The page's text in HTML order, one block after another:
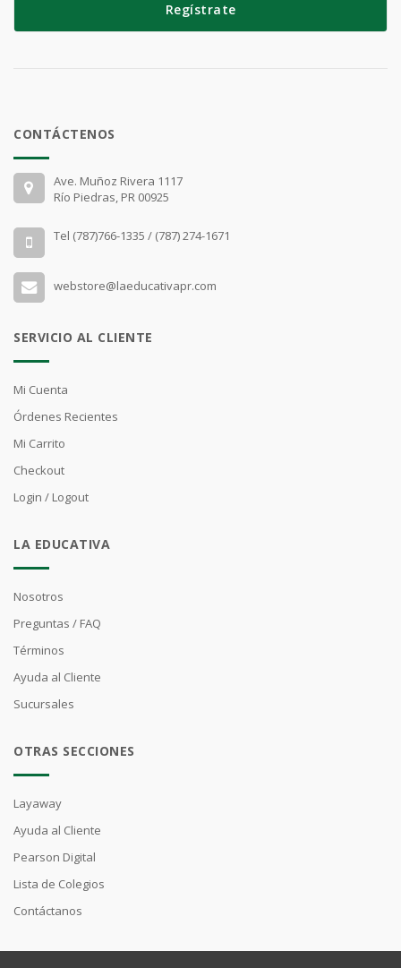
Regístrate
CONTÁCTENOS
Ave. Muñoz Rivera 1117
Río Piedras, PR 00925
Tel (787)766-1335 / (787) 274-1671
webstore@laeducativapr.com
SERVICIO AL CLIENTE
Mi Cuenta
Órdenes Recientes
Mi Carrito
Checkout
Login / Logout
LA EDUCATIVA
Nosotros
Preguntas / FAQ
Términos
Ayuda al Cliente
Sucursales
OTRAS SECCIONES
Layaway
Ayuda al Cliente
Pearson Digital
Lista de Colegios
Contáctanos